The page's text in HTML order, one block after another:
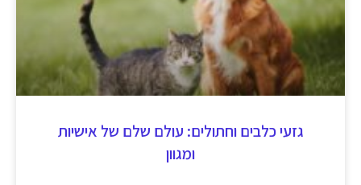
גזעי כלבים וחתולים: עולם שלם של אישיות
ומגוון